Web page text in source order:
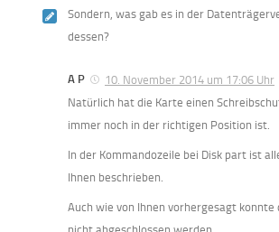
Sondern, was gab es in der
dessen?
A P
10. November 2014 um 17:06 Uhr
Natürlich hat die Karte einen
immer noch in der richtigen Position ist.
In der Kommandozeile bei Disk part ist
Ihnen beschrieben.
Auch wie von Ihnen vorhergesagt